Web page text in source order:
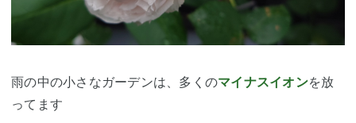
雨の中の小さなガーデンは、多くのマイナスイオンを放
ってます